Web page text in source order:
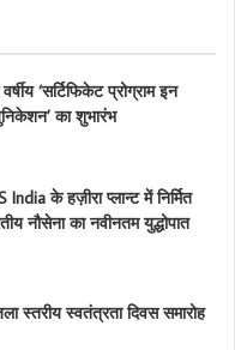
‘सर्टिफिकेट प्रोग्राम इन
का शुभारंभ
के हज़ीरा प्लान्ट में निर्मित
नौसेना का नवीनतम युद्धोपात
स्तरीय स्वतंत्रता दिवस समारोह